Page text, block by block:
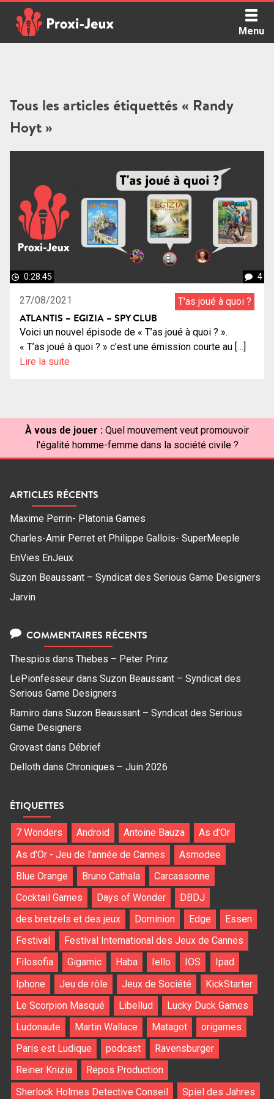
content
Menu
Tous les articles étiquettés « Randy
Hoyt »
0:28:45 4
27/08/2021 T'as joué à quoi ?
ATLANTIS – EGIZIA – SPY CLUB
Voici un nouvel épisode de « T’as joué à quoi ? ».
« T’as joué à quoi ? » c’est une émission courte au […]
Lire la suite
À vous de jouer : Quel mouvement veut promouvoir
l'égalité homme-femme dans la société civile ?
ARTICLES RÉCENTS
Maxime Perrin- Platonia Games
Charles-Amir Perret et Philippe Gallois- SuperMeeple
EnVies EnJeux
Suzon Beaussant – Syndicat des Serious Game Designers
Jarvin
COMMENTAIRES RÉCENTS
Thespios dans Thebes – Peter Prinz
LePionfesseur dans Suzon Beaussant – Syndicat des
Serious Game Designers
Ramiro dans Suzon Beaussant – Syndicat des Serious
Game Designers
Grovast dans Débrief
Delloth dans Chroniques – Juin 2026
ÉTIQUETTES
7 Wonders Android Antoine Bauza
As d'Or
As d'Or - Jeu de l'année de Cannes
Asmodee
Blue Orange
Bruno Cathala
Carcassonne
Cocktail Games
Days of Wonder
DBDJ
des bretzels et des jeux
Dominion Edge
Essen
Festival
Festival International des Jeux de Cannes
Filosofia
Gigamic Haba Iello IOS
Ipad
Iphone
Jeu de rôle Jeux de Société
KickStarter
Le Scorpion Masqué
Libellud
Lucky Duck Games
Ludonaute
Martin Wallace Matagot
origames
Paris est Ludique
podcast
Ravensburger
Reiner Knizia
Repos Production
Sherlock Holmes Detective Conseil
Spiel des Jahres